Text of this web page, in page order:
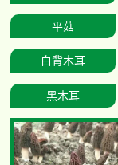
平菇
白背木耳
黑木耳